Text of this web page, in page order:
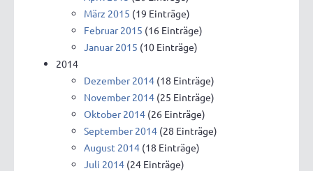
März 2015 (19 Einträge)
Februar 2015 (16 Einträge)
Januar 2015 (10 Einträge)
2014
Dezember 2014 (18 Einträge)
November 2014 (25 Einträge)
Oktober 2014 (26 Einträge)
September 2014 (28 Einträge)
August 2014 (18 Einträge)
Juli 2014 (24 Einträge)